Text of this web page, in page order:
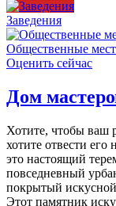
Заведения
Общественные
Оценить сейчас
Дом
Хотите, чтобы ваш
хотите отвести
это настоящий
повседневный
покрытый
Этот памятник